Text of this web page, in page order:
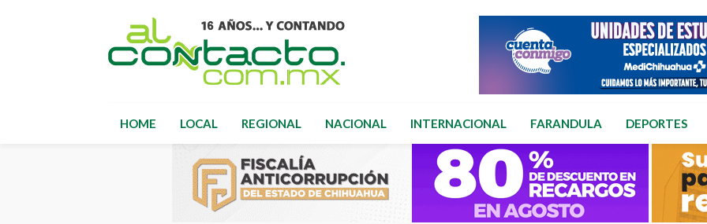
HOME LOCAL REGIONAL NACIONAL INTERNACIONAL FARANDULA DEPORTES